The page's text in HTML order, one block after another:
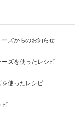
ーズからのお知らせ
ーズを使ったレシピ
を使ったレシピ
ピ